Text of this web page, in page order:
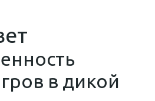
в дикой